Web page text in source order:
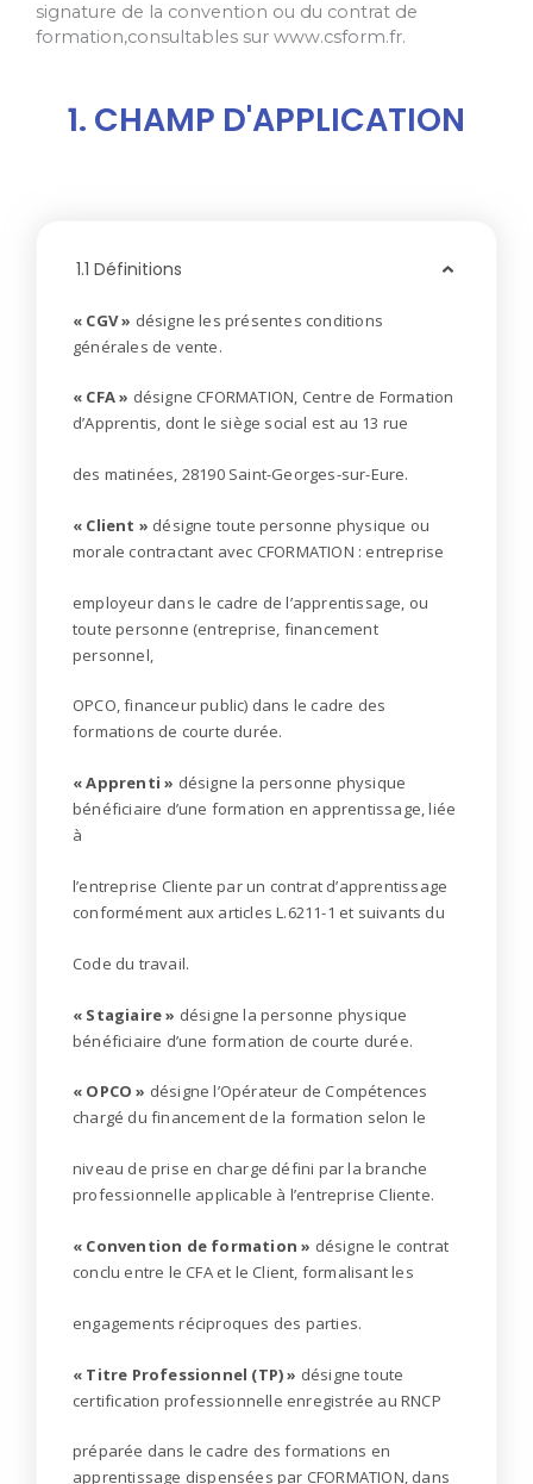
signature de la convention ou du contrat de
formation,consultables sur www.csform.fr.
1. CHAMP D'APPLICATION
1.1 Définitions
« CGV » désigne les présentes conditions
générales de vente.
« CFA » désigne CFORMATION, Centre de Formation
d’Apprentis, dont le siège social est au 13 rue
des matinées, 28190 Saint-Georges-sur-Eure.
« Client » désigne toute personne physique ou
morale contractant avec CFORMATION : entreprise
employeur dans le cadre de l’apprentissage, ou
toute personne (entreprise, financement
personnel,
OPCO, financeur public) dans le cadre des
formations de courte durée.
« Apprenti » désigne la personne physique
bénéficiaire d’une formation en apprentissage, liée
à
l’entreprise Cliente par un contrat d’apprentissage
conformément aux articles L.6211-1 et suivants du
Code du travail.
« Stagiaire » désigne la personne physique
bénéficiaire d’une formation de courte durée.
« OPCO » désigne l’Opérateur de Compétences
chargé du financement de la formation selon le
niveau de prise en charge défini par la branche
professionnelle applicable à l’entreprise Cliente.
« Convention de formation » désigne le contrat
conclu entre le CFA et le Client, formalisant les
engagements réciproques des parties.
« Titre Professionnel (TP) » désigne toute
certification professionnelle enregistrée au RNCP
préparée dans le cadre des formations en
apprentissage dispensées par CFORMATION, dans